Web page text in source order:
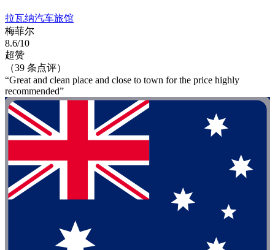
拉瓦纳汽车旅馆
梅菲尔
8.6/10
超赞
（39 条点评）
“Great and clean place and close to town for the price highly
recommended”